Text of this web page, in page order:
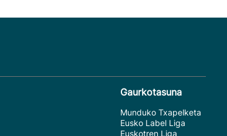
Gaurkotasuna
Munduko Txapelketa
Eusko Label Liga
Euskotren Liga